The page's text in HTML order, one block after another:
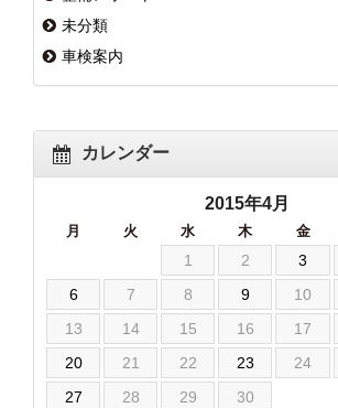
未分類
車検案内
カレンダー
2015年4月
月 火 水 木 金
1 2 3
6
7 8 9 10
13
14 15 16 17
20
21 22 23 24
27
28 29
30